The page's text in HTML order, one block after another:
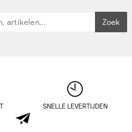
Zoek
SNELLE LEVERTIJDEN